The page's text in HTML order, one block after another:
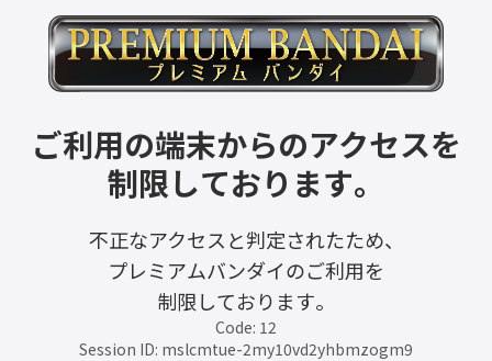
ご利用の端末からのアクセスを
制限しております。
不正なアクセスと判定されたため、
プレミアムバンダイのご利用を
制限しております。
Code: 12
Session ID: mslcmtue-2my10vd2yhbmzogm9